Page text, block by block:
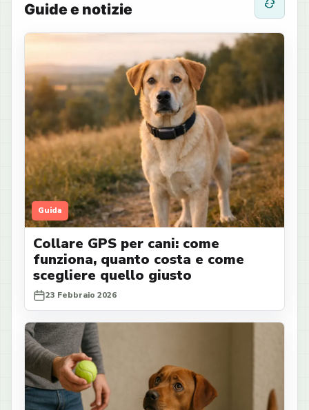
Guide e notizie
Guida
Collare GPS per cani: come
funziona, quanto costa e come
scegliere quello giusto
23 Febbraio 2026